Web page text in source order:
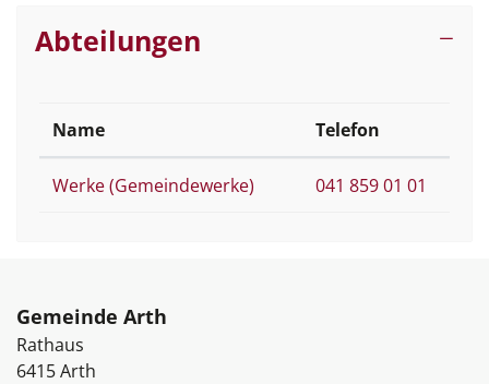
Abteilungen
Name Telefon
Werke (Gemeindewerke) 041 859 01 01
Gemeinde Arth
Rathaus
6415Arth